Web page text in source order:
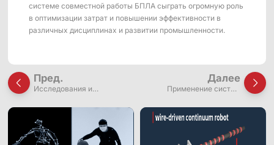
системе совместной работы БПЛА сыграть огромную роль
в оптимизации затрат и повышении эффективности в
различных дисциплинах и развитии промышленности.
Пред.
Исследования и
биомеханических роботов
Далее
Применение систем
исследованиях
бесконечных роботов с
проводным управлением